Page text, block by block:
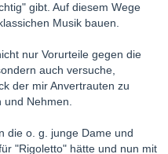
gibt. Auf diesem Wege
Musik bauen.
nur Vorurteile gegen die
auch versuche,
der mir Anvertrauten zu
und Nehmen.
die o. g. junge Dame und
"Rigoletto" hätte und nun mit